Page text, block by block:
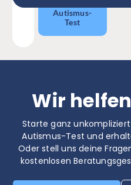
Autismus-
Test
Wir
Starte ganz
Autismus-Test und
Oder stell uns deine
kostenlosen